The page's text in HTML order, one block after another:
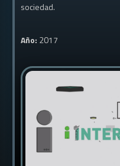
sociedad.
Año: 2017